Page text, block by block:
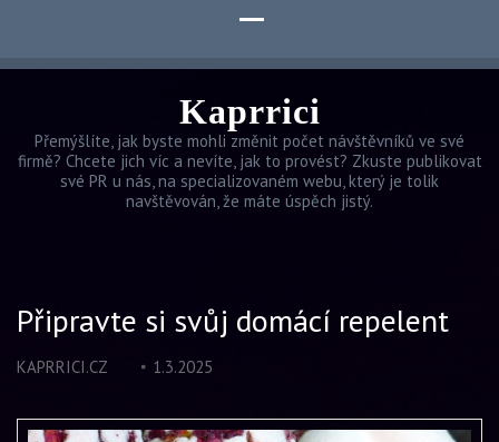
Kaprrici
Přemýšlíte, jak byste mohli změnit počet návštěvníků ve své
firmě? Chcete jich víc a nevíte, jak to provést? Zkuste publikovat
své PR u nás, na specializovaném webu, který je tolik
navštěvován, že máte úspěch jistý.
Připravte si svůj domácí repelent
KAPRRICI.CZ 1.3.2025